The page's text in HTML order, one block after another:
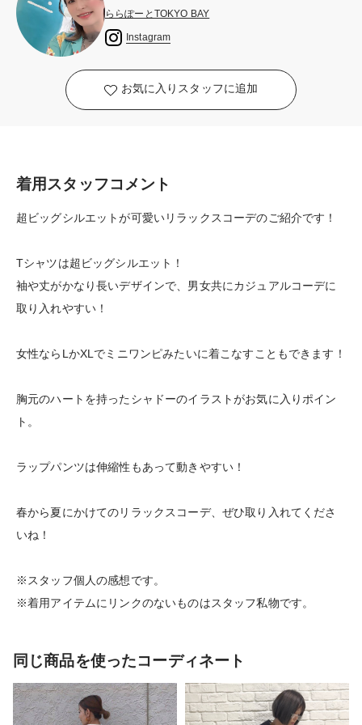
ららぽーとTOKYO BAY
Instagram
お気に入りスタッフに追加
着用スタッフコメント
超ビッグシルエットが可愛いリラックスコーデのご紹介です！
Tシャツは超ビッグシルエット！
袖や丈がかなり長いデザインで、男女共にカジュアルコーデに
取り入れやすい！
女性ならLかXLでミニワンピみたいに着こなすこともできます！
胸元のハートを持ったシャドーのイラストがお気に入りポイン
ト。
ラップパンツは伸縮性もあって動きやすい！
春から夏にかけてのリラックスコーデ、ぜひ取り入れてくださ
いね！
※スタッフ個人の感想です。
※着用アイテムにリンクのないものはスタッフ私物です。
同じ商品を使ったコーディネート